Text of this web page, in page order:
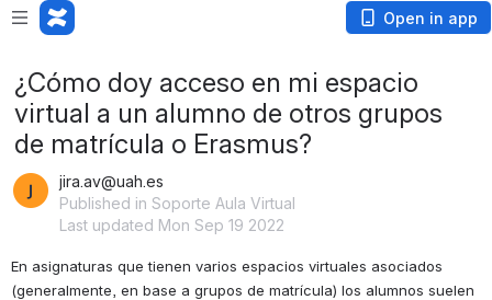
Open in app
¿Cómo doy acceso en mi espacio
virtual a un alumno de otros grupos
de matrícula o Erasmus?
jira.av@uah.es
Published in Soporte Aula Virtual
Last updated Mon Sep 19 2022
En asignaturas que tienen varios espacios virtuales asociados
(generalmente, en base a grupos de matrícula) los alumnos suelen